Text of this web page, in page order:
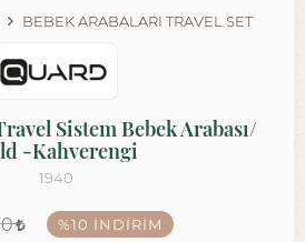
BEBEK ARABALARI TRAVEL SET
Sistem Bebek Arabası/
-Kahverengi
1940
%10 İNDIRIM